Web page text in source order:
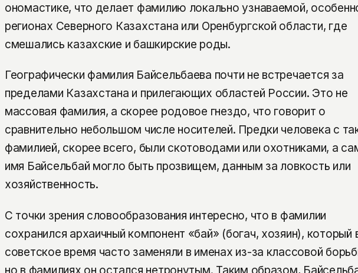
ономастике, что делает фамилию локально узнаваемой,
регионах Северного Казахстана или Оренбургской области, где
смешались казахские и башкирские роды.
Географически фамилия Байсельбаева почти не встречается за
пределами Казахстана и прилегающих областей России. Это не
массовая фамилия, а скорее родовое гнездо, что говорит о
сравнительно небольшом числе носителей. Предки человека с
фамилией, скорее всего, были скотоводами или охотниками, а
имя Байсельбай могло быть прозвищем, данным за ловкость или
хозяйственность.
С точки зрения словообразования интересно, что в фамилии
сохранился архаичный компонент «бай» (богач, хозяин), который
советское время часто заменяли в именах из-за классовой